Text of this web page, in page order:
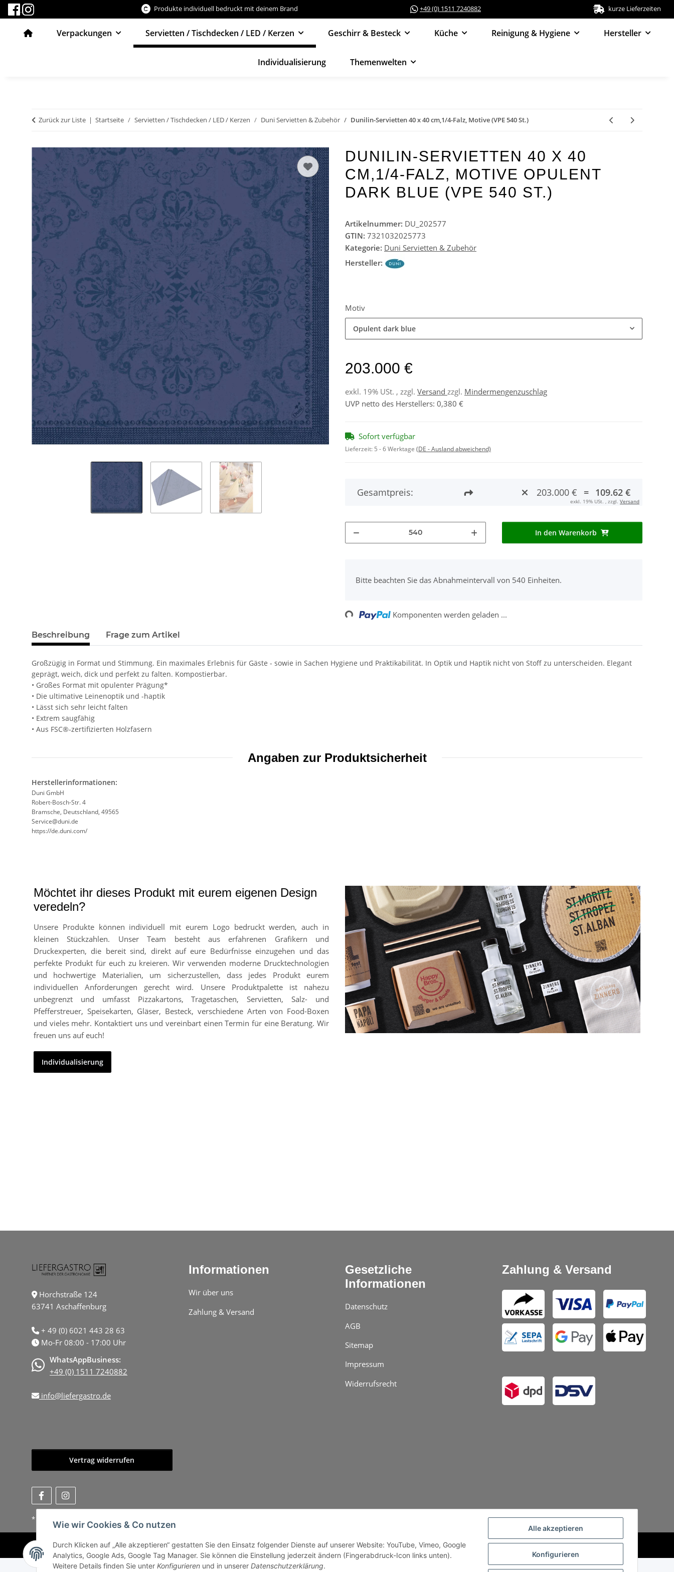
Alle akzeptieren
Konfigurieren
Wie wir Cookies & Co nutzen
Durch Klicken auf „Alle akzeptieren“ gestatten Sie den Einsatz folgender Dienste auf unserer Website: YouTube, Vimeo, Google
Analytics, Google Ads, Google Tag Manager. Sie können die Einstellung jederzeit ändern (Fingerabdruck-Icon links unten).
Weitere Details finden Sie unter Konfigurieren und in unserer Datenschutzerklärung.
Produkte individuell bedruckt mit deinem Brand +49 (0) 1511 7240882 kurze Lieferzeiten
Verpackungen Servietten / Tischdecken / LED / Kerzen Geschirr & Besteck Küche Reinigung & Hygiene Hersteller
Individualisierung Themenwelten
Zurück zur Liste Startseite Servietten / Tischdecken / LED / Kerzen Duni Servietten & Zubehör Dunilin-Servietten 40 x 40 cm,1/4-Falz, Motive (VPE 540 St.)
DUNILIN-SERVIETTEN 40 X 40
CM,1/4-FALZ, MOTIVE OPULENT
DARK BLUE (VPE 540 ST.)
Artikelnummer: DU_202577
GTIN: 7321032025773
Kategorie: Duni Servietten & Zubehör
Hersteller:
Motiv
Opulent dark blue
203.000 €
exkl. 19% USt. , zzgl. Versand zzgl. Mindermengenzuschlag
UVP netto des Herstellers: 0,380 €
Sofort verfügbar
Lieferzeit: 5 - 6 Werktage (DE - Ausland abweichend)
Gesamtpreis: 203.000 € = 109.62 €
exkl. 19% USt. , zzgl. Versand
In den Warenkorb
Bitte beachten Sie das Abnahmeintervall von 540 Einheiten.
Loading... Komponenten werden geladen ...
Beschreibung Frage zum Artikel
Großzügig in Format und Stimmung. Ein maximales Erlebnis für Gäste - sowie in Sachen Hygiene und Praktikabilität. In Optik und Haptik nicht von Stoff zu unterscheiden. Elegant
geprägt, weich, dick und perfekt zu falten. Kompostierbar.
• Großes Format mit opulenter Prägung*
• Die ultimative Leinenoptik und -haptik
• Lässt sich sehr leicht falten
• Extrem saugfähig
• Aus FSC®-zertifizierten Holzfasern
Angaben zur Produktsicherheit
Herstellerinformationen:
Duni GmbH
Robert-Bosch-Str. 4
Bramsche, Deutschland, 49565
Service@duni.de
https://de.duni.com/
Möchtet ihr dieses Produkt mit eurem eigenen Design
veredeln?
Unsere Produkte können individuell mit eurem Logo bedruckt werden, auch in
kleinen Stückzahlen. Unser Team besteht aus erfahrenen Grafikern und
Druckexperten, die bereit sind, direkt auf eure Bedürfnisse einzugehen und das
perfekte Produkt für euch zu kreieren. Wir verwenden moderne Drucktechnologien
und hochwertige Materialien, um sicherzustellen, dass jedes Produkt eurem
individuellen Anforderungen gerecht wird. Unsere Produktpalette ist nahezu
unbegrenzt und umfasst Pizzakartons, Tragetaschen, Servietten, Salz- und
Pfefferstreuer, Speisekarten, Gläser, Besteck, verschiedene Arten von Food-Boxen
und vieles mehr. Kontaktiert uns und vereinbart einen Termin für eine Beratung. Wir
freuen uns auf euch!
Individualisierung
Horchstraße 124
63741 Aschaffenburg
+ 49 (0) 6021 443 28 63
Mo-Fr 08:00 - 17:00 Uhr
WhatsAppBusiness:
+49 (0) 1511 7240882
info@liefergastro.de
Informationen
Wir über uns
Zahlung & Versand
Gesetzliche
Informationen
Datenschutz
AGB
Sitemap
Impressum
Widerrufsrecht
Zahlung & Versand
Vertrag widerrufen
* Alle Preise zzgl. gesetzlicher USt., zzgl.
Powered byJTL-Shop